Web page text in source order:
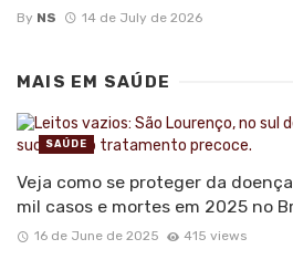
By NS 14 de July de 2026
MAIS EM SAÚDE
Veja como se proteger da
mil casos e mortes em 2025 no
16 de June de 2025 415 views
SAÚDE